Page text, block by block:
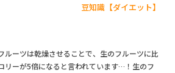
豆知識【ダイエット】
ルーツは乾燥させることで、生のフルーツに比
リーが5倍になると言われています…！生のフ